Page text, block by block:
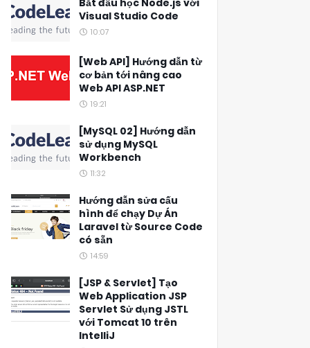
Bắt đầu học Node.js với
Visual Studio Code
10:07
[Web API] Hướng dẫn từ
cơ bản tới nâng cao
Web API ASP.NET
19:21
[MySQL 02] Hướng dẫn
sử dụng MySQL
Workbench
11:32
Hướng dẫn sửa cấu
hình để chạy Dự Án
Laravel từ Source Code
có sẵn
14:59
[JSP & Servlet] Tạo
Web Application JSP
Servlet Sử dụng JSTL
với Tomcat 10 trên
IntelliJ